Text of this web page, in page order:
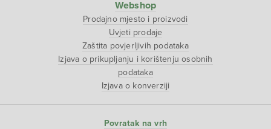
Webshop
Prodajno mjesto i proizvodi
Uvjeti prodaje
Zaštita povjerljivih podataka
Izjava o prikupljanju i korištenju osobnih
podataka
Izjava o konverziji
Povratak na vrh